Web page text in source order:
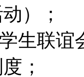
）；
生联谊
；